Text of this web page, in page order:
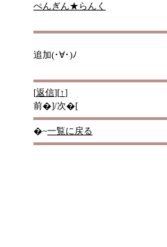
ぺんぎん★らんく
追加(･∀･)ﾉ
[返信][↑]
前�]/次�[
�~一覧に戻る